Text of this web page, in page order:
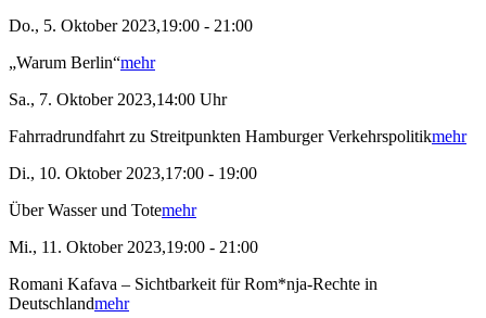
Do., 5. Oktober 2023,19:00 - 21:00
„Warum Berlin“mehr
Sa., 7. Oktober 2023,14:00 Uhr
Fahrradrundfahrt zu Streitpunkten Hamburger Verkehrspolitikmehr
Di., 10. Oktober 2023,17:00 - 19:00
Über Wasser und Totemehr
Mi., 11. Oktober 2023,19:00 - 21:00
Romani Kafava – Sichtbarkeit für Rom*nja-Rechte in
Deutschlandmehr